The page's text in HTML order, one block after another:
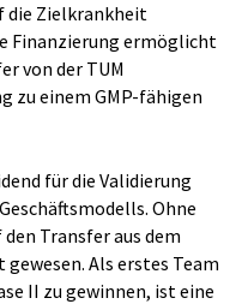
die Zielkrankheit
Finanzierung ermöglicht
von der TUM
zu einem GMP-fähigen
für die Validierung
Ohne
Transfer aus dem
Als erstes Team
II zu gewinnen, ist eine